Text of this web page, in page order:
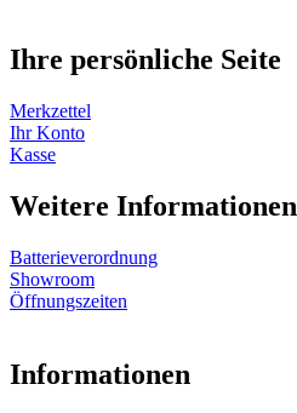
Ihre persönliche Seite
Merkzettel
Ihr Konto
Kasse
Weitere Informationen
Batterieverordnung
Showroom
Öffnungszeiten
Informationen